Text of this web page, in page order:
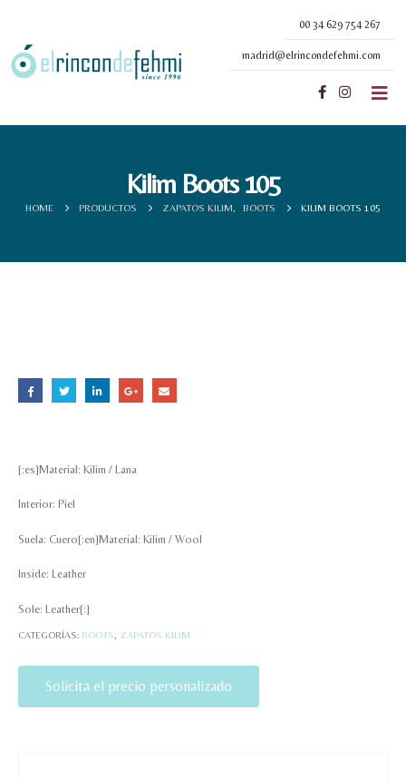
00 34 629 754 267
madrid@elrincondefehmi.com
Kilim Boots 105
HOME PRODUCTOS ZAPATOS KILIM BOOTS KILIM BOOTS 105
[:es]Material: Kilim / Lana
Interior: Piel
Suela: Cuero[:en]Material: Kilim / Wool
Inside: Leather
Sole: Leather[:]
CATEGORÍAS: BOOTS ZAPATOS KILIM
Solicita el precio personalizado